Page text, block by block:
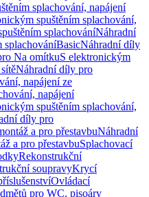
splachování, napájení
spuštěním splachování,
splachováníNáhradní
splachováníBasicNáhradní díly
Na omítkuS elektronickým
Náhradní díly pro
napájení ze
napájení
spuštěním splachování,
díly pro
a pro přestavbuNáhradní
a pro přestavbuSplachovací
Rekonstrukční
soupravyKrycí
Ovládací
pro WC, pisoáry